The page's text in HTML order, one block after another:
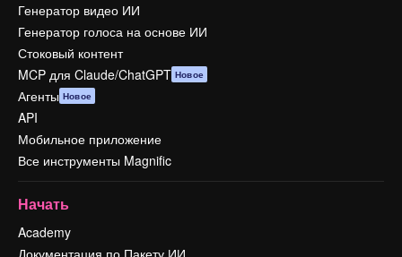
Генератор видео ИИ
Генератор голоса на основе ИИ
Стоковый контент
MCP для Claude/ChatGPT Новое
Агенты Новое
API
Мобильное приложение
Все инструменты Magnific
Начать
Academy
Документация по Пакету ИИ